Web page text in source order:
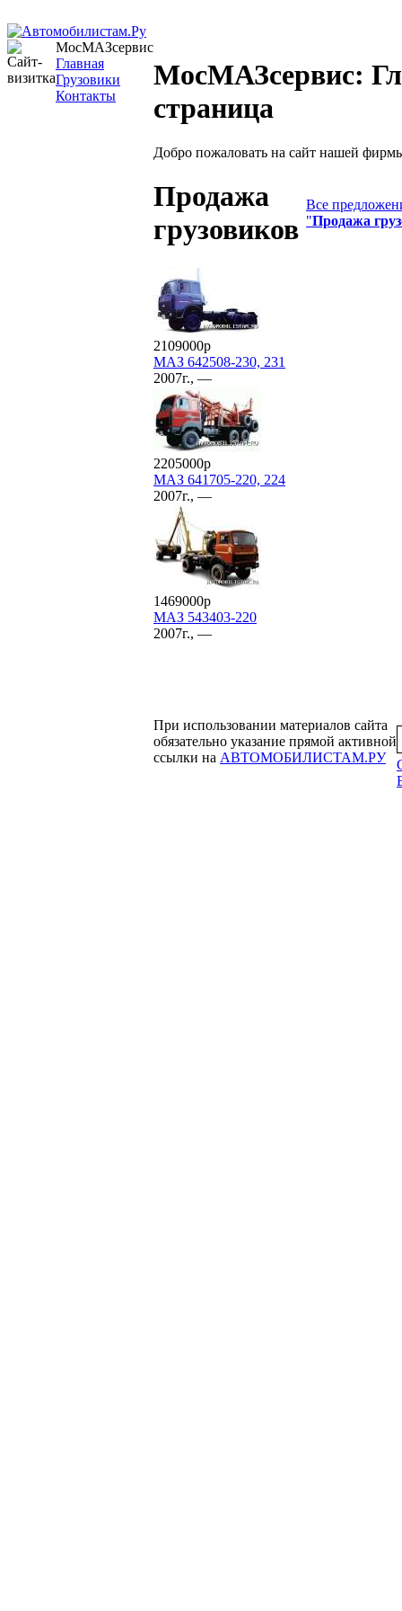
МосМАЗсервис
Главная
Грузовики
Контакты
МосМАЗсервис:
страница
Добро пожаловать на сайт нашей
Продажа
грузовиков
Все
"Продажа
2109000р
МАЗ 642508-230, 231
2007г., —
2205000р
МАЗ 641705-220, 224
2007г., —
1469000р
МАЗ 543403-220
2007г., —
При использовании материалов сайта
обязательно указание прямой активной
ссылки на АВТОМОБИЛИСТАМ.РУ